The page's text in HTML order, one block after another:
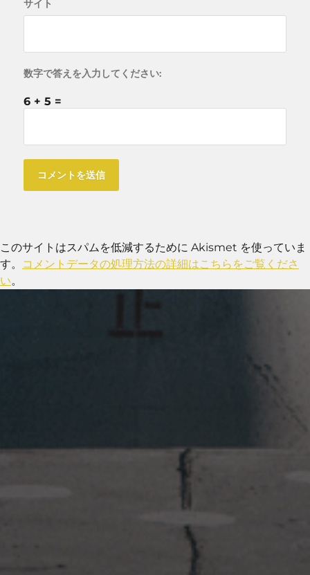
サイト
数字で答えを入力してください:
6 + 5 =
このサイトはスパムを低減するために Akismet を使っていま
す。
コメントデータの処理方法の詳細はこちらをご覧くださ
い。
岩国周辺遠征~ふぐパーティナ